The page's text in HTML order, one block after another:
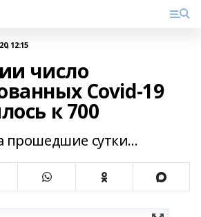
12:15
число
Covid-19
к 700
прошедшие сутки...